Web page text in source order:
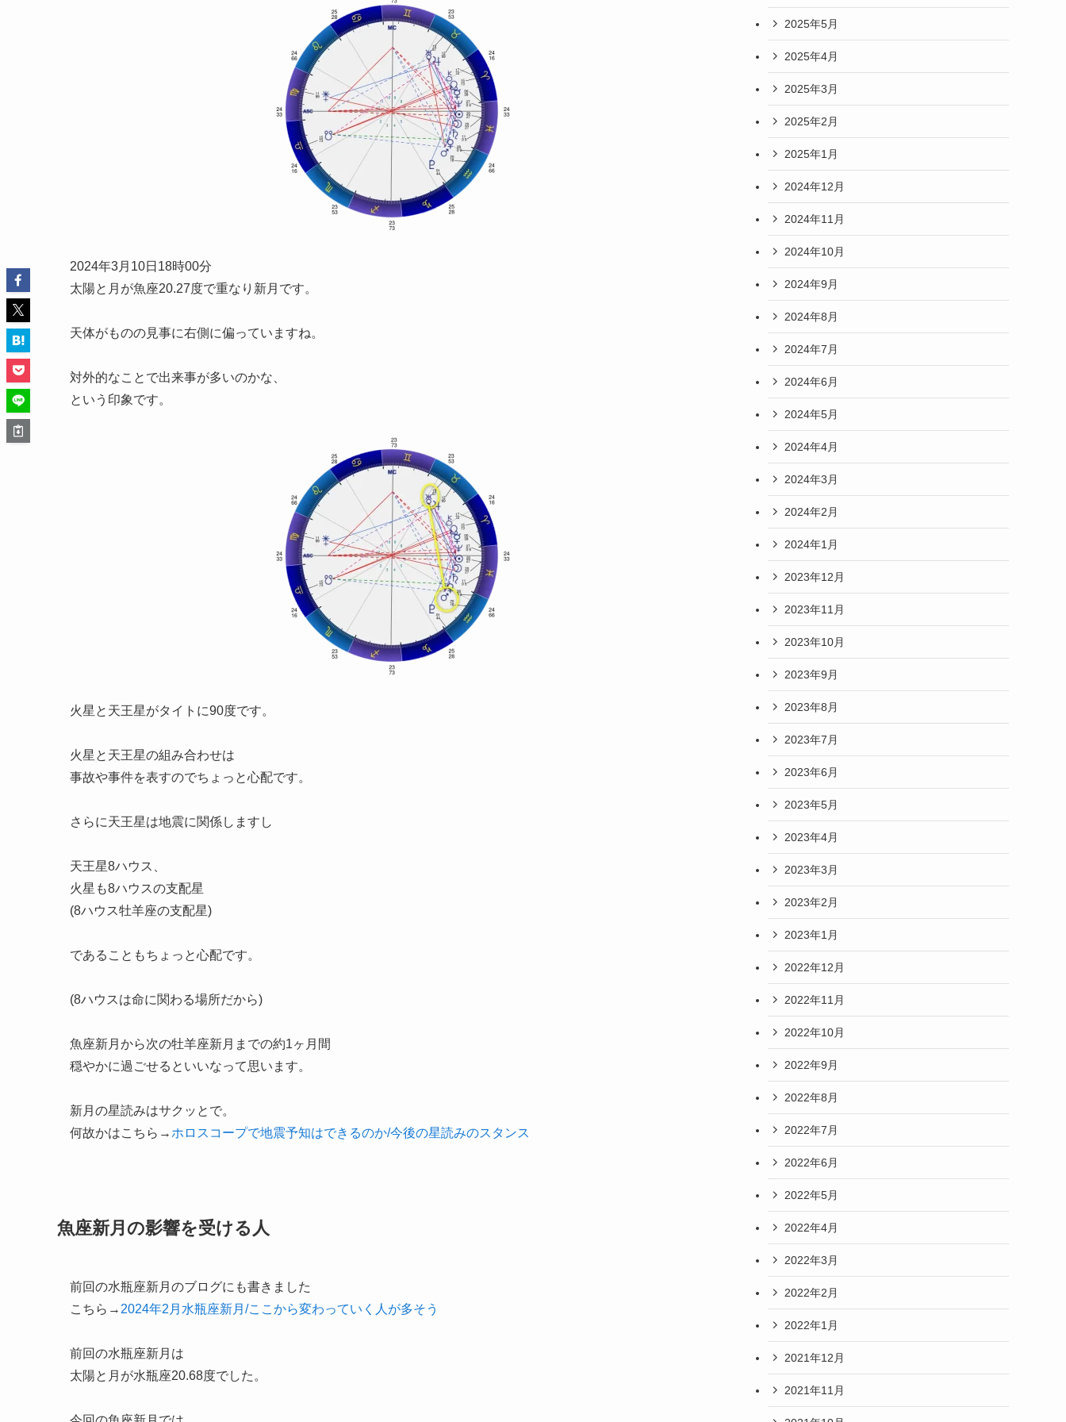
2024年3月10日18時00分
太陽と月が魚座20.27度で重なり新月です。
天体がものの見事に右側に偏っていますね。
対外的なことで出来事が多いのかな、
という印象です。
火星と天王星がタイトに90度です。
火星と天王星の組み合わせは
事故や事件を表すのでちょっと心配です。
さらに天王星は地震に関係しますし
天王星8ハウス、
火星も8ハウスの支配星
(8ハウス牡羊座の支配星)
であることもちょっと心配です。
(8ハウスは命に関わる場所だから)
魚座新月から次の牡羊座新月までの約1ヶ月間
穏やかに過ごせるといいなって思います。
新月の星読みはサクッとで。
何故かはこちら→ ホロスコープで地震予知はできるのか/今後の星読みのスタンス
魚座新月の影響を受ける人
前回の水瓶座新月のブログにも書きました
こちら→ 2024年2月水瓶座新月/ここから変わっていく人が多そう
前回の水瓶座新月は
太陽と月が水瓶座20.68度でした。
2025年5月
2025年4月
2025年3月
2025年2月
2025年1月
2024年12月
2024年11月
2024年10月
2024年9月
2024年8月
2024年7月
2024年6月
2024年5月
2024年4月
2024年3月
2024年2月
2024年1月
2023年12月
2023年11月
2023年10月
2023年9月
2023年8月
2023年7月
2023年6月
2023年5月
2023年4月
2023年3月
2023年2月
2023年1月
2022年12月
2022年11月
2022年10月
2022年9月
2022年8月
2022年7月
2022年6月
2022年5月
2022年4月
2022年3月
2022年2月
2022年1月
2021年12月
2021年11月